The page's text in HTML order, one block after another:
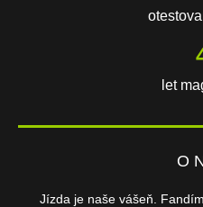
let
O
Jízda je naše vášeň.